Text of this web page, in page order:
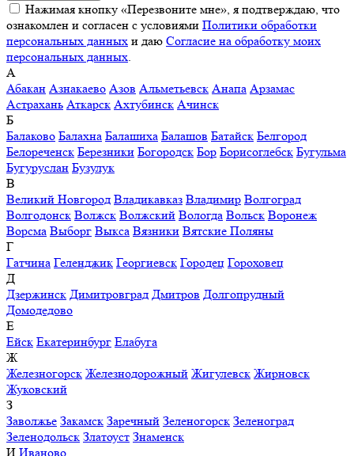
Нажимая кнопку «Перезвоните мне», я подтверждаю, что
ознакомлен и согласен с условиями Политики обработки
персональных данных и даю Согласие на обработку моих
персональных данных.
А
Абакан Азнакаево Азов Альметьевск Анапа Арзамас
Астрахань Аткарск Ахтубинск Ачинск
Б
Балаково Балахна Балашиха Балашов Батайск Белгород
Белореченск Березники Богородск Бор Борисоглебск Бугульма
Бугуруслан Бузулук
В
Великий Новгород Владикавказ Владимир Волгоград
Волгодонск Волжск Волжский Вологда Вольск Воронеж
Ворсма Выборг Выкса Вязники Вятские Поляны
Г
Гатчина Геленджик Георгиевск Городец Гороховец
Д
Дзержинск Димитровград Дмитров Долгопрудный
Домодедово
Е
Ейск Екатеринбург Елабуга
Ж
Железногорск Железнодорожный Жигулевск Жирновск
Жуковский
З
Заволжье Закамск Заречный Зеленогорск Зеленоград
Зеленодольск Златоуст Знаменск
И Иваново